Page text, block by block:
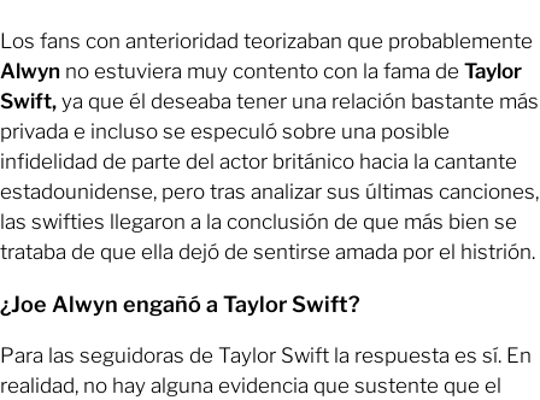
Los fans con anterioridad teorizaban que probablemente
Alwyn no estuviera muy contento con la fama de Taylor
Swift, ya que él deseaba tener una relación bastante más
privada e incluso se especuló sobre una posible
infidelidad de parte del actor británico hacia la cantante
estadounidense, pero tras analizar sus últimas canciones,
las swifties llegaron a la conclusión de que más bien se
trataba de que ella dejó de sentirse amada por el histrión.
¿Joe Alwyn engañó a Taylor Swift?
Para las seguidoras de Taylor Swift la respuesta es sí. En
realidad, no hay alguna evidencia que sustente que el